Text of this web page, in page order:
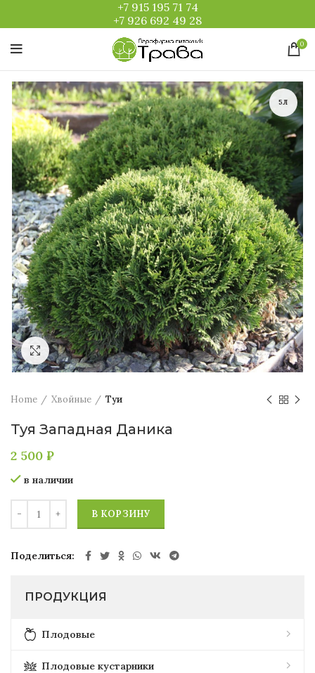
+7 915 195 71 74
+7 926 692 49 28
0
5Л
Увеличить
Home Хвойные Туи
Туя Западная Даника
2 500 ₽
в наличии
В КОРЗИНУ
Поделиться
ПРОДУКЦИЯ
Плодовые
Плодовые кустарники